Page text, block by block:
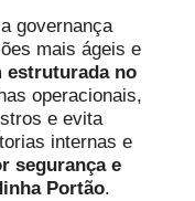
governança
mais ágeis e
no
operacionais,
e evita
internas e
segurança e
Portão.